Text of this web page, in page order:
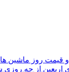
قیمت روز ماشین‌ ها